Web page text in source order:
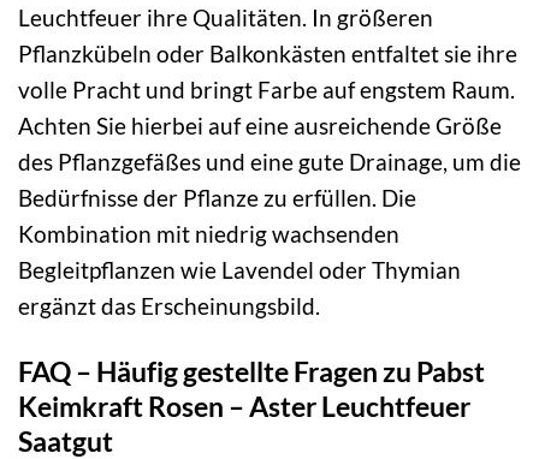
Leuchtfeuer ihre Qualitäten. In größeren
Pflanzkübeln oder Balkonkästen entfaltet sie ihre
volle Pracht und bringt Farbe auf engstem Raum.
Achten Sie hierbei auf eine ausreichende Größe
des Pflanzgefäßes und eine gute Drainage, um die
Bedürfnisse der Pflanze zu erfüllen. Die
Kombination mit niedrig wachsenden
Begleitpflanzen wie Lavendel oder Thymian
ergänzt das Erscheinungsbild.
FAQ – Häufig gestellte Fragen zu Pabst
Keimkraft Rosen – Aster Leuchtfeuer
Saatgut